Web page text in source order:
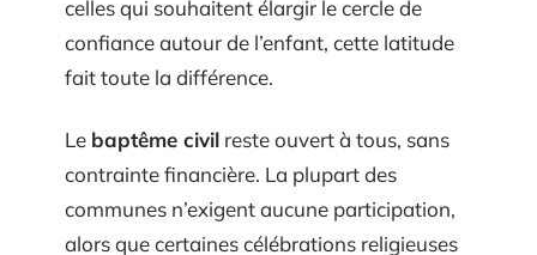
celles qui souhaitent élargir le cercle de
confiance autour de l’enfant, cette latitude
fait toute la différence.
Le baptême civil reste ouvert à tous, sans
contrainte financière. La plupart des
communes n’exigent aucune participation,
alors que certaines célébrations religieuses